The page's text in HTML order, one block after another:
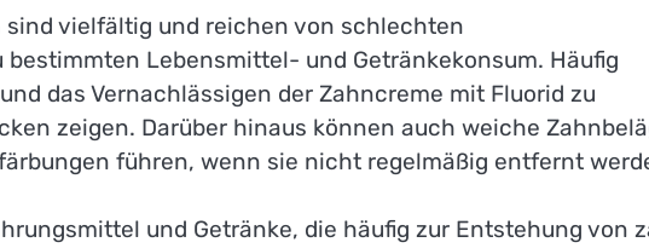
vielfältig und reichen von schlechten
Lebensmittel- und Getränkekonsum. Häufig
das Vernachlässigen der Zahncreme mit Fluorid zu
zeigen. Darüber hinaus können auch weiche
führen, wenn sie nicht regelmäßig entfernt
und Getränke, die häufig zur Entstehung von